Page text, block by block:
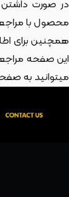
در صورت
محصول با
همچنین برای
این صفحه
میتوانید به